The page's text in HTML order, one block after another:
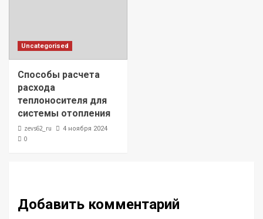
Uncategorised
Способы расчета
расхода
теплоносителя для
системы отопления
zevs62_ru 4 ноября 2024
0
Добавить комментарий